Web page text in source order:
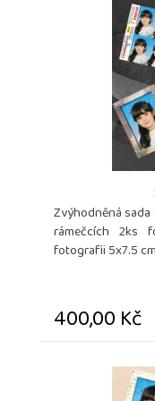
Zvýhodněná
rámečcích 2ks
fotografii 5x7.5 cm
400,00 Kč